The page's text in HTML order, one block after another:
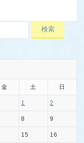
金 土 日
1 2
8 9
15 16